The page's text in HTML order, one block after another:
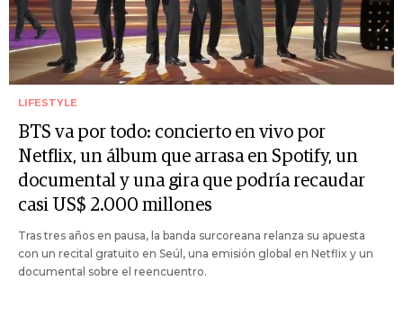
LIFESTYLE
BTS va por todo: concierto en vivo por
Netflix, un álbum que arrasa en Spotify, un
documental y una gira que podría recaudar
casi US$ 2.000 millones
Tras tres años en pausa, la banda surcoreana relanza su apuesta
con un recital gratuito en Seúl, una emisión global en Netflix y un
documental sobre el reencuentro.